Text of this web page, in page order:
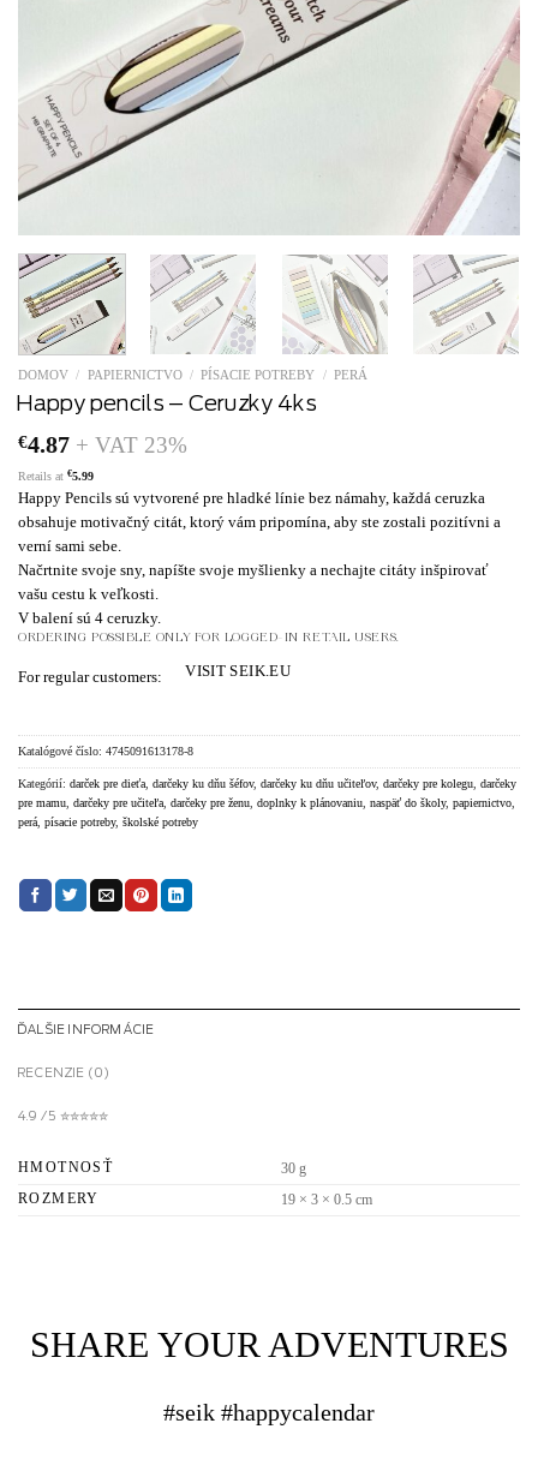
DOMOV / PAPIERNICTVO / PÍSACIE POTREBY / PERÁ
Happy pencils – Ceruzky 4ks
€4.87 + VAT 23%
Retails at €5.99
Happy Pencils sú vytvorené pre hladké línie bez námahy, každá ceruzka
obsahuje motivačný citát, ktorý vám pripomína, aby ste zostali pozitívni a
verní sami sebe.
Načrtnite svoje sny, napíšte svoje myšlienky a nechajte citáty inšpirovať
vašu cestu k veľkosti.
V balení sú 4 ceruzky.
ORDERING POSSIBLE ONLY FOR LOGGED-IN RETAIL USERS.
For regular customers: VISIT SEIK.EU
Katalógové číslo: 4745091613178-8
Kategórií: darček pre dieťa, darčeky ku dňu šéfov, darčeky ku dňu učiteľov, darčeky pre kolegu, darčeky
pre mamu, darčeky pre učiteľa, darčeky pre ženu, doplnky k plánovaniu, naspäť do školy, papiernictvo,
perá, písacie potreby, školské potreby
ĎALŠIE INFORMÁCIE
RECENZIE (0)
4.9 / 5 ✮✮✮✮✮
HMOTNOSŤ
30 g
ROZMERY
19 × 3 × 0.5 cm
SHARE YOUR ADVENTURES
#seik #happycalendar